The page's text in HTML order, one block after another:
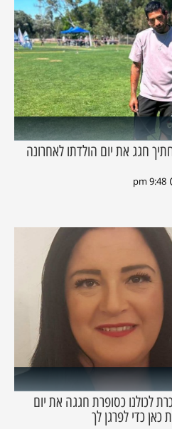
חגג את יום הולדתו לאחרונה
9:48 pm
לכולנו כסופרת חגגה את יום
כדי לפרגן לך